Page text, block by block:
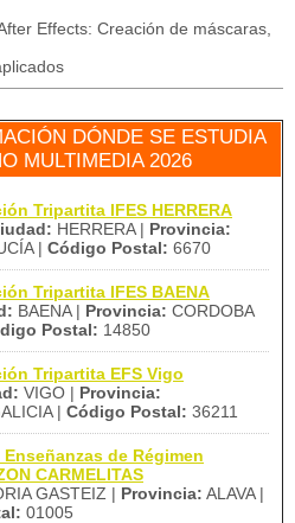
Effects: Creación de máscaras,
DÓNDE SE ESTUDIA
MULTIMEDIA 2026
Tripartita IFES HERRERA
HERRERA | Provincia:
| Código Postal: 6670
Tripartita IFES BAENA
BAENA | Provincia: CORDOBA
Postal: 14850
Tripartita EFS Vigo
VIGO | Provincia:
| Código Postal: 36211
de Régimen
CARMELITAS
GASTEIZ | Provincia: ALAVA |
01005